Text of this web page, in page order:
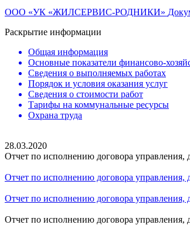
ООО «УК «ЖИЛСЕРВИС-РОДНИКИ»
Раскрытие информации
Общая информация
Основные показатели финансово-
Сведения о выполняемых работах
Порядок и условия оказания услуг
Сведения о стоимости работ
Тарифы на коммунальные ресурсы
Охрана труда
28.03.2020
Отчет по исполнению договора управления,
Отчет по исполнению договора управления,
Отчет по исполнению договора управления,
Отчет по исполнению договора управления,